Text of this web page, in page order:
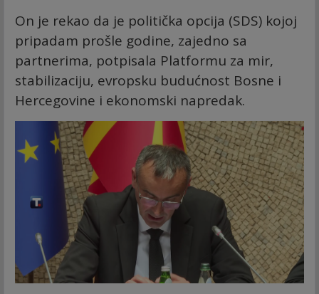
On je rekao da je politička opcija (SDS) kojoj
pripadam prošle godine, zajedno sa
partnerima, potpisala Platformu za mir,
stabilizaciju, evropsku budućnost Bosne i
Hercegovine i ekonomski napredak.